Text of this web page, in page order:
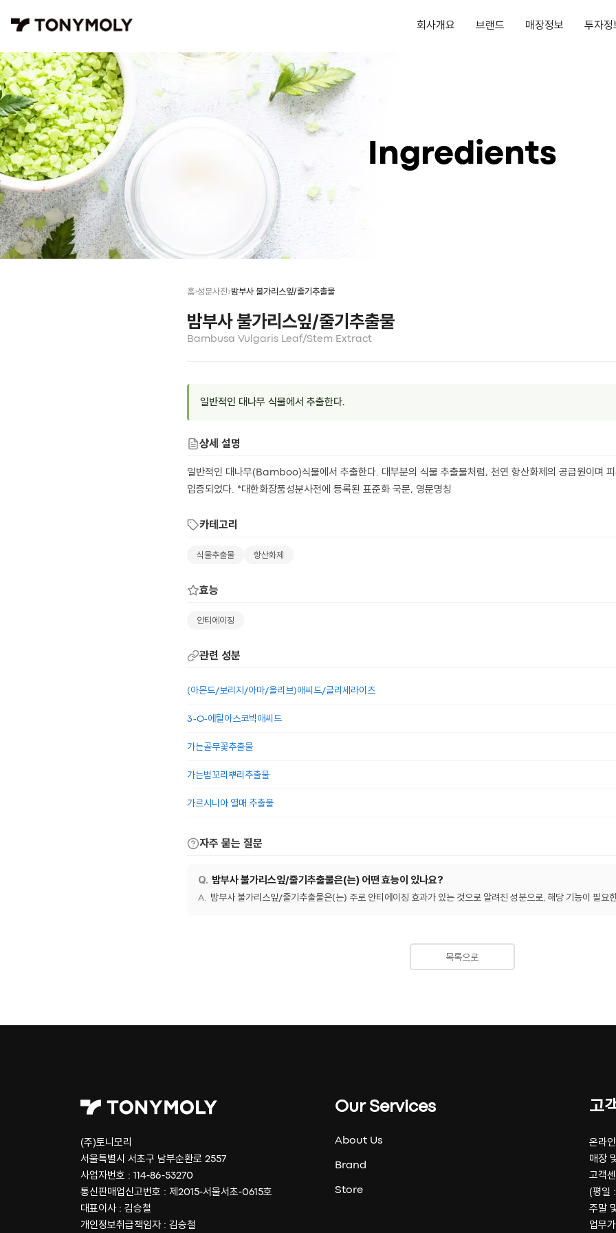
회사개요 브랜드 매장정보 투자정
Ingredients
홈 성분사전 밤부사 불가리스잎/줄기추출물
밤부사 불가리스잎/줄기추출물
Bambusa Vulgaris Leaf/Stem Extract
일반적인 대나무 식물에서 추출한다.
상세 설명
일반적인 대나무(Bamboo)식물에서 추출한다. 대부분의 식물 추출물처럼, 천연 항산화제의 공급원이며 피
입증되었다. *대한화장품성분사전에 등록된 표준화 국문, 영문명칭
카테고리
식물추출물 항산화제
효능
안티에이징
관련 성분
(아몬드/보리지/아마/올리브)애씨드/글리세라이즈
3-O-에틸아스코빅애씨드
가는골무꽃추출물
가는범꼬리뿌리추출물
가르시니아 열매 추출물
자주 묻는 질문
밤부사 불가리스잎/줄기추출물은(는) 어떤 효능이 있나요?
밤부사 불가리스잎/줄기추출물은(는) 주로 안티에이징 효과가 있는 것으로 알려진 성분으로, 해당 기능이 필요
목록으로
(주)토니모리
서울특별시 서초구 남부순환로 2557
사업자번호 : 114-86-53270
통신판매업신고번호 : 제2015-서울서초-0615호
대표이사 : 김승철
개인정보취급책임자 : 김승철
Our Services
About Us
Brand
Store
고
온라
매장
고객
(평일
주말
업무